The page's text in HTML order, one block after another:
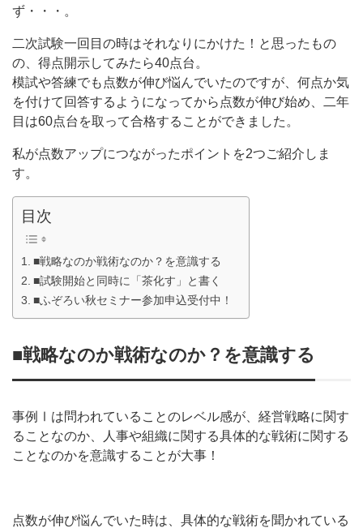
ず・・・。
二次試験一回目の時はそれなりにかけた！と思ったもの
の、得点開示してみたら40点台。
模試や答練でも点数が伸び悩んでいたのですが、何点か気
を付けて回答するようになってから点数が伸び始め、二年
目は60点台を取って合格することができました。
私が点数アップにつながったポイントを2つご紹介しま
す。
目次
■戦略なのか戦術なのか？を意識する
■試験開始と同時に「茶化す」と書く
■ふぞろい秋セミナー参加申込受付中！
■戦略なのか戦術なのか？を意識する
事例Ⅰは問われていることのレベル感が、経営戦略に関す
ることなのか、人事や組織に関する具体的な戦術に関する
ことなのかを意識することが大事！
点数が伸び悩んでいた時は、具体的な戦術を聞かれている